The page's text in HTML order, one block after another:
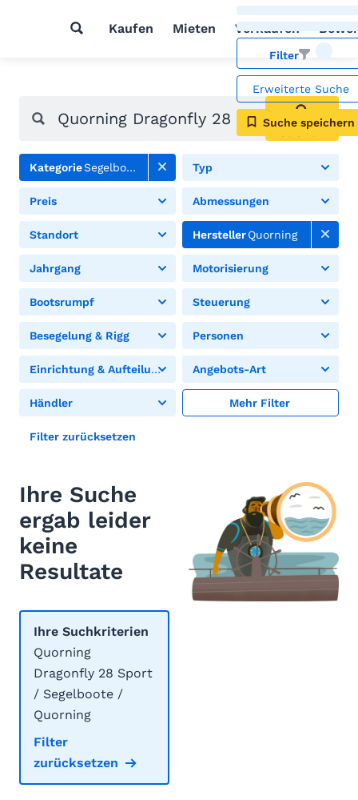
Kaufen Mieten Verkaufen
Filter
Erweiterte Suche
Suche speichern
Suchen
KategorieSegelboote Typ
Preis Abmessungen
Standort HerstellerQuorning
Jahrgang Motorisierung
Bootsrumpf Steuerung
Besegelung & Rigg Personen
Einrichtung & Aufteilung Angebots-Art
Händler Mehr Filter
Filter zurücksetzen
Ihre Suche
ergab leider
keine
Resultate
Ihre Suchkriterien
Quorning
Dragonfly 28 Sport
/ Segelboote /
Quorning
Filter
zurücksetzen